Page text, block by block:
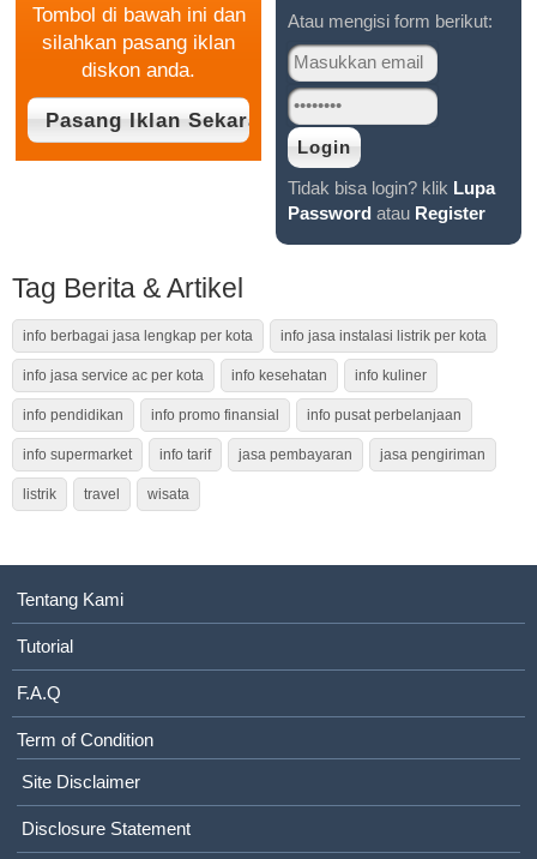
Tombol di bawah ini dan
silahkan pasang iklan
diskon anda.
Atau mengisi form berikut:
Tidak bisa login? klik Lupa
Password atau Register
Tag Berita & Artikel
info berbagai jasa lengkap per kota info jasa instalasi listrik per kota
info jasa service ac per kota info kesehatan info kuliner
info pendidikan info promo finansial info pusat perbelanjaan
info supermarket info tarif jasa pembayaran jasa pengiriman
listrik travel wisata
Tentang Kami
Tutorial
F.A.Q
Term of Condition
Site Disclaimer
Disclosure Statement